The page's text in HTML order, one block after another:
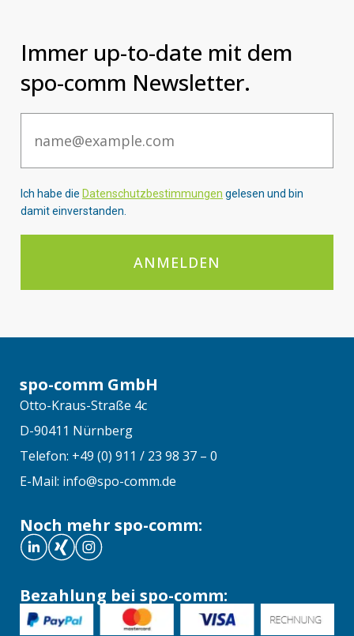
Immer up-to-date mit dem
spo-comm Newsletter.
Ich habe die Datenschutzbestimmungen gelesen und bin
damit einverstanden.
ANMELDEN
spo-comm GmbH
Otto-Kraus-Straße 4c
D-90411 Nürnberg
Telefon: +49 (0) 911 / 23 98 37 – 0
E-Mail: info@spo-comm.de
Noch mehr spo-comm:
Bezahlung bei spo-comm: